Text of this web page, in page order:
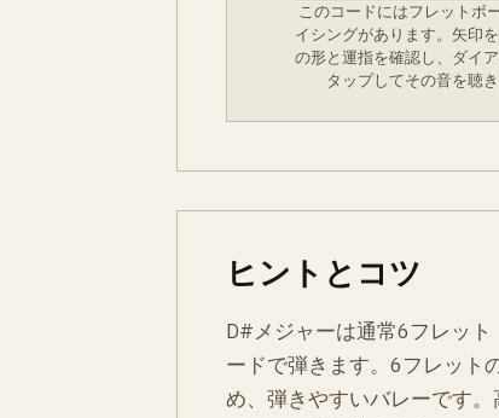
このコードにはフレットボ
イシングがあります。矢印
の形と運指を確認し、ダイ
タップしてその音を聴き
ヒントとコツ
D#メジャーは通常6フレッ
ードで弾きます。6フレット
め、弾きやすいバレーです